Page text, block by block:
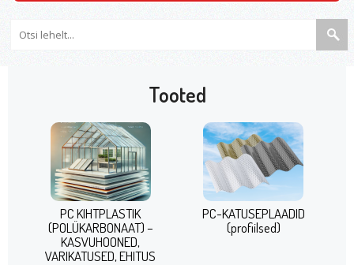
Tooted
PC KIHTPLASTIK
(POLÜKARBONAAT) –
KASVUHOONED,
VARIKATUSED, EHITUS
PC-KATUSEPLAADID
(profiilsed)